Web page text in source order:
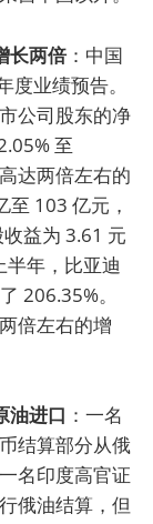
长两倍：中国
业绩预告。
公司股东的净
至
达两倍左右的
103 亿元，
益为 3.61 元
年，比亚迪
206.35%。
倍左右的增
油进口 ：一名
结算部分从俄
名印度高官证
俄油结算，但